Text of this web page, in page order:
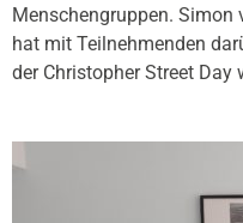
Menschengruppen. Simon
hat mit Teilnehmenden
der Christopher Street Day